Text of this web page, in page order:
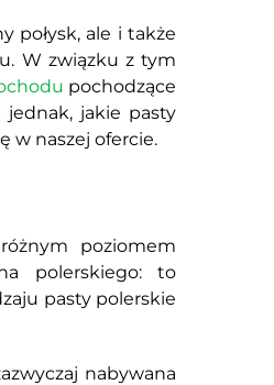
połysk, ale i także
W związku z tym
pochodzące
jakie pasty
w naszej ofercie.
poziomem
polerskiego: to
pasty polerskie
nabywana